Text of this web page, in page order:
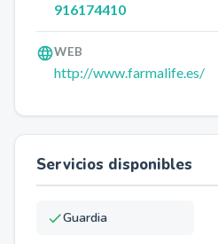
916174410
WEB
http://www.farmalife.es/
Servicios disponibles
Guardia